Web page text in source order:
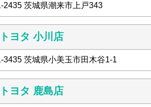
2435 茨城県潮来市上戸343
ヨタ 小川店
3435 茨城県小美玉市田木谷1-1
ヨタ 鹿島店